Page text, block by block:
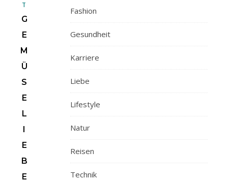
T
G
E
M
Ü
S
E
L
I
E
B
E
Fashion
Gesundheit
Karriere
Liebe
Lifestyle
Natur
Reisen
Technik